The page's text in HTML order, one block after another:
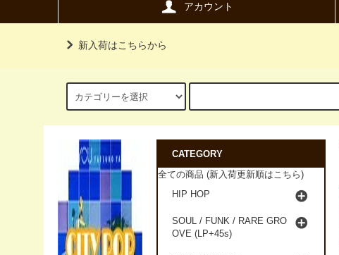
アカウント
新入荷はこちらから
CATEGORY
全ての商品 (新入荷更新順はこちら)
HIP HOP
SOUL / FUNK / RARE GRO
OVE (LP+45s)